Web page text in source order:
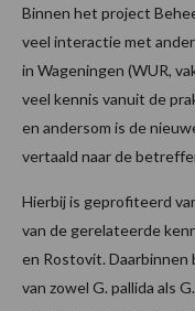
Binnen het project
veel interactie met
in Wageningen (WUR,
veel kennis vanuit de
en andersom is de
vertaald naar de
Hierbij is geprofiteerd
van de gerelateerde
en Rostovit.
van zowel G. pallida als